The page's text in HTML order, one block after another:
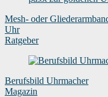
Mesh- oder
Uhr
Ratgeber
Berufsbild Uhrmacher
Magazin